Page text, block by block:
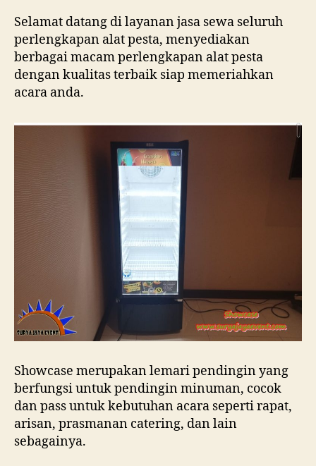
Selamat datang di layanan jasa sewa seluruh
perlengkapan alat pesta, menyediakan
berbagai macam perlengkapan alat pesta
dengan kualitas terbaik siap memeriahkan
acara anda.
Showcase merupakan lemari pendingin yang
berfungsi untuk pendingin minuman, cocok
dan pass untuk kebutuhan acara seperti rapat,
arisan, prasmanan catering, dan lain
sebagainya.